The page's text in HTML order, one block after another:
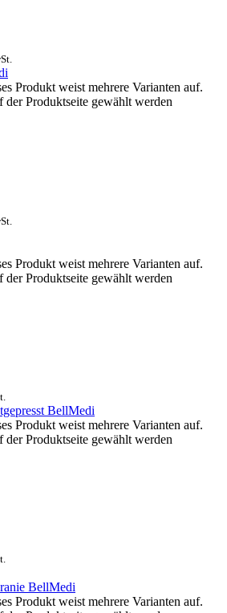
Produkt weist mehrere Varianten auf.
Produktseite gewählt werden
Produkt weist mehrere Varianten auf.
Produktseite gewählt werden
Produkt weist mehrere Varianten auf.
Produktseite gewählt werden
Produkt weist mehrere Varianten auf.